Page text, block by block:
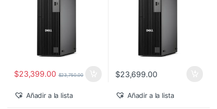
$23,399.00 $23,750.00
Añadir a la lista
$23,699.00
Añadir a la lista